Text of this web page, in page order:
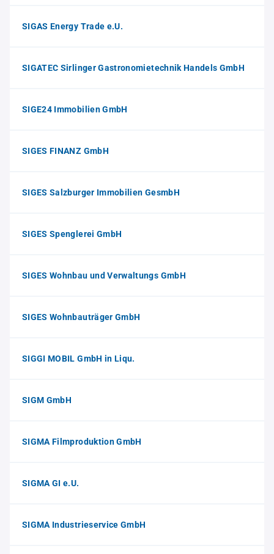
SIGAS Energy Trade e.U.
SIGATEC Sirlinger Gastronomietechnik Handels GmbH
SIGE24 Immobilien GmbH
SIGES FINANZ GmbH
SIGES Salzburger Immobilien GesmbH
SIGES Spenglerei GmbH
SIGES Wohnbau und Verwaltungs GmbH
SIGES Wohnbauträger GmbH
SIGGI MOBIL GmbH in Liqu.
SIGM GmbH
SIGMA Filmproduktion GmbH
SIGMA GI e.U.
SIGMA Industrieservice GmbH